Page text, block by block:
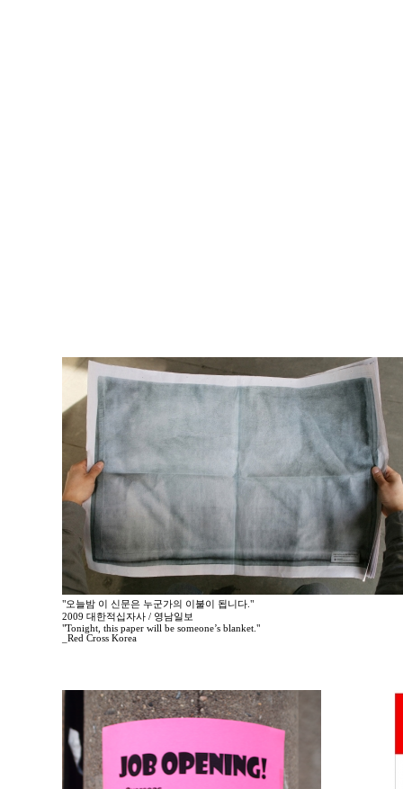
"오늘밤 이 신문은 누군가의 이불이 됩니다."
2009 대한적십자사 / 영남일보
"Tonight, this paper will be someone’s blanket."
_Red Cross Korea